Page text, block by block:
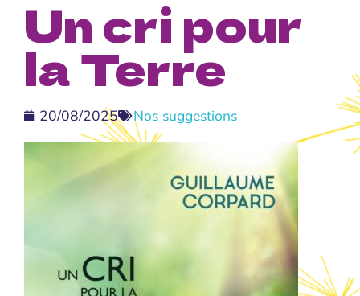
Un cri pour
la Terre
20/08/2025 Nos suggestions